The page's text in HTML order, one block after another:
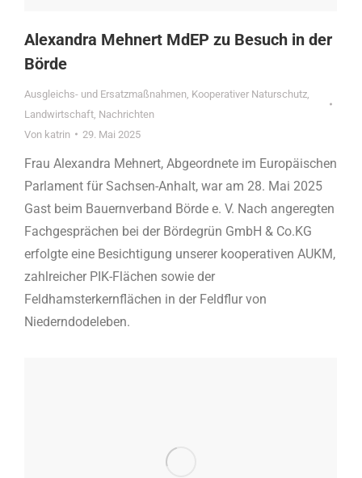
Alexandra Mehnert MdEP zu Besuch in der
Börde
Ausgleichs- und Ersatzmaßnahmen Kooperativer Naturschutz
Landwirtschaft Nachrichten
Von katrin 29. Mai 2025
Frau Alexandra Mehnert, Abgeordnete im Europäischen
Parlament für Sachsen-Anhalt, war am 28. Mai 2025
Gast beim Bauernverband Börde e. V. Nach angeregten
Fachgesprächen bei der Bördegrün GmbH & Co.KG
erfolgte eine Besichtigung unserer kooperativen AUKM,
zahlreicher PIK-Flächen sowie der
Feldhamsterkernflächen in der Feldflur von
Niederndodeleben.